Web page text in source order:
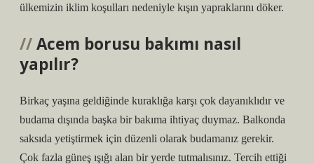
ülkemizin iklim koşulları nedeniyle kışın yapraklarını döker.
Acem borusu bakımı nasıl
yapılır?
Birkaç yaşına geldiğinde kuraklığa karşı çok dayanıklıdır ve
budama dışında başka bir bakıma ihtiyaç duymaz. Balkonda
saksıda yetiştirmek için düzenli olarak budamanız gerekir.
Çok fazla güneş ışığı alan bir yerde tutmalısınız. Tercih ettiği